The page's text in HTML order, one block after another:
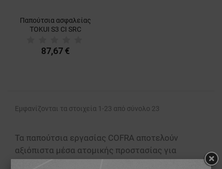
Παπούτσια ασφαλείας
TOKUI S3 CI SRC
87,67 €
Εμφανίζονται τα στοιχεία 1-23 από σύνολο 23
Τα παπούτσια εργασίας COFRA αποτελούν
αξιόπιστα μέσα ατομικής προστασίας για